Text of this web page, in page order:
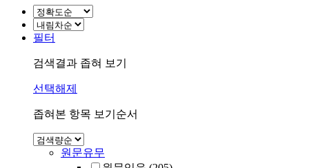
필터
검색결과 좁혀 보기
선택해제
좁혀본 항목 보기순서
원문유무